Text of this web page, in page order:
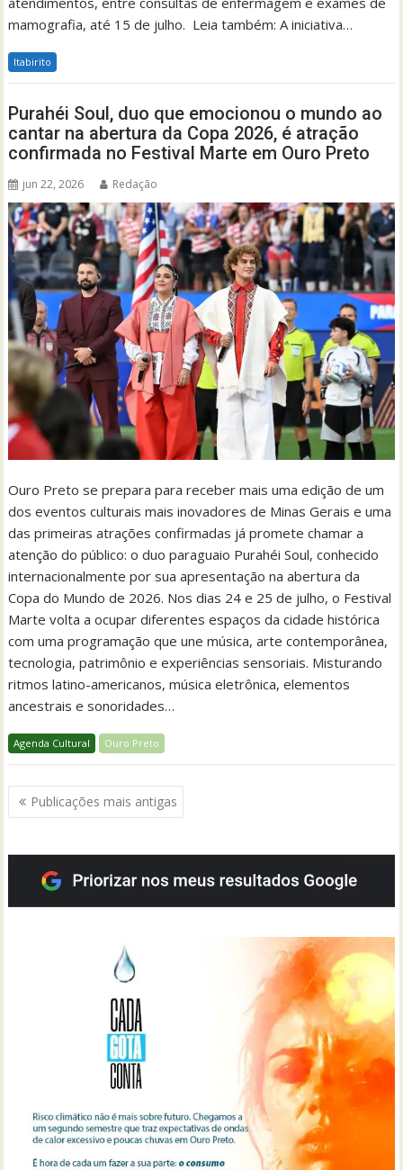
mamografia, até 15 de julho. Leia também: A iniciativa…
Itabirito
Purahéi Soul, duo que emocionou o mundo ao
cantar na abertura da Copa 2026, é atração
confirmada no Festival Marte em Ouro Preto
jun 22, 2026 Redação
Ouro Preto se prepara para receber mais uma edição de um
dos eventos culturais mais inovadores de Minas Gerais e uma
das primeiras atrações confirmadas já promete chamar a
atenção do público: o duo paraguaio Purahéi Soul, conhecido
internacionalmente por sua apresentação na abertura da
Copa do Mundo de 2026. Nos dias 24 e 25 de julho, o Festival
Marte volta a ocupar diferentes espaços da cidade histórica
com uma programação que une música, arte contemporânea,
tecnologia, patrimônio e experiências sensoriais. Misturando
ritmos latino-americanos, música eletrônica, elementos
ancestrais e sonoridades…
Agenda Cultural Ouro Preto
Navegação
por
Publicações mais antigas